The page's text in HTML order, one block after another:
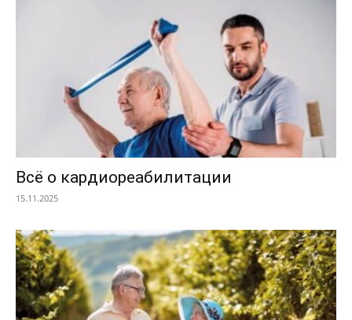
Всё о кардиореабилитации
15.11.2025